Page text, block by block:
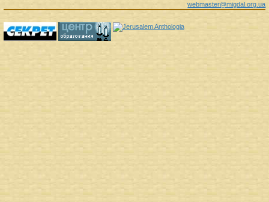
webmaster@migdal.org.ua